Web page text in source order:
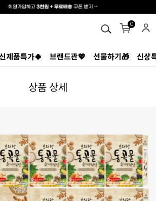
0
신제품특가🍀 브랜드관💖 선물하기🎁 신상
상품 상세